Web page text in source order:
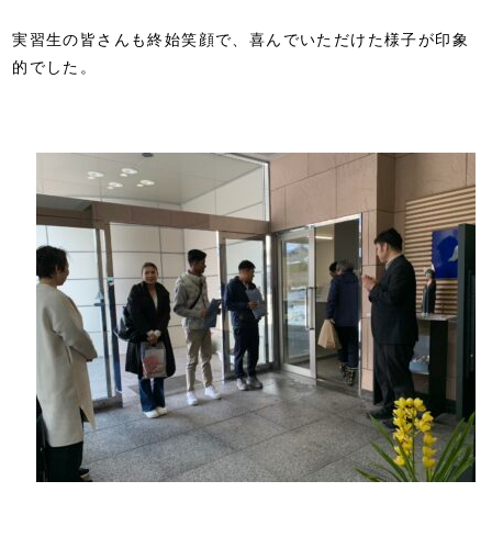
実習生の皆さんも終始笑顔で、喜んでいただけた様子が印象
的でした。